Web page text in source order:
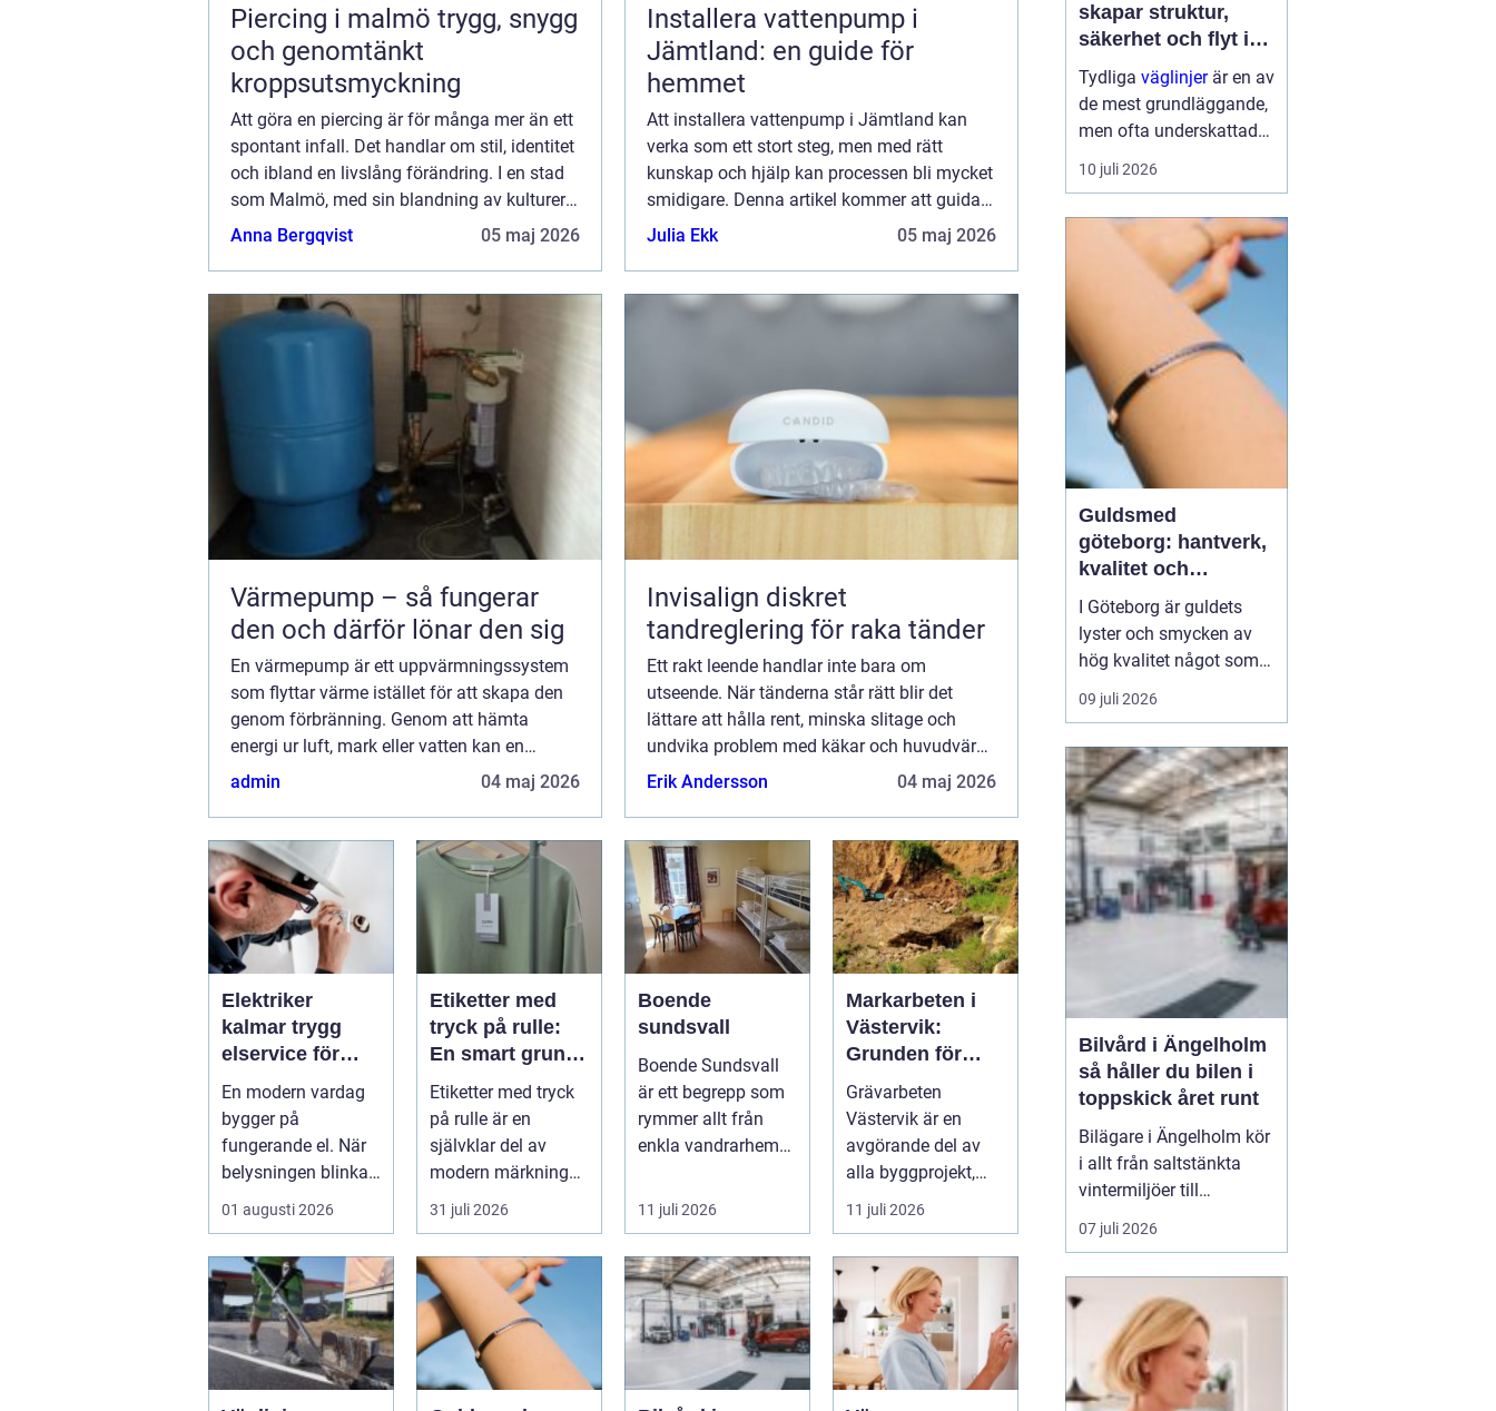
Piercing i malmö trygg, snygg
och genomtänkt
kroppsutsmyckning
Att göra en piercing är för många mer än ett
spontant infall. Det handlar om stil, identitet
och ibland en livslång förändring. I en stad
som Malmö, med sin blandning av kulturer
och uttryck, syns piercingar överallt från
Anna Bergqvist 05 maj 2026
Installera vattenpump i
Jämtland: en guide för
hemmet
Att installera vattenpump i Jämtland kan
verka som ett stort steg, men med rätt
kunskap och hjälp kan processen bli mycket
smidigare. Denna artikel kommer att guida
dig genom valet av rätt vattenpump och
Julia Ekk 05 maj 2026
Värmepump – så fungerar
den och därför lönar den sig
En värmepump är ett uppvärmningssystem
som flyttar värme istället för att skapa den
genom förbränning. Genom att hämta
energi ur luft, mark eller vatten kan en
värmepump ofta ge tre till fem gån...
admin 04 maj 2026
Invisalign diskret
tandreglering för raka tänder
Ett rakt leende handlar inte bara om
utseende. När tänderna står rätt blir det
lättare att hålla rent, minska slitage och
undvika problem med käkar och huvudvärk.
Under lång tid har tandställning inneburit
Erik Andersson 04 maj 2026
Elektriker
kalmar trygg
elservice för
hem och företag
En modern vardag
bygger på
fungerande el. När
belysningen blinkar,
propparna går eller
en ny laddbox...
01 augusti 2026
Etiketter med
tryck på rulle:
En smart grund
för effektiv
märkning
Etiketter med tryck
på rulle är en
självklar del av
modern märkning
inom indust...
31 juli 2026
Boende
sundsvall
Boende Sundsvall
är ett begrepp som
rymmer allt från
enkla vandrarhem
långtidsboende...
11 juli 2026
Markarbeten i
Västervik:
Grunden för
hållbara
byggprojekt
Grävarbeten
Västervik är en
avgörande del av
alla byggprojekt,
oavsett om det ha...
11 juli 2026
skapar struktur,
säkerhet och flyt i
trafiken
Tydliga väglinjerär en av
de mest grundläggande,
men ofta underskattade,
delarna i trafikmiljön. De
styr bilister, visar gående
korsa vägen och hjälper
yrkeschaufförer att lasta
och lossa...
10 juli 2026
Guldsmed
göteborg: hantverk,
kvalitet och
personlig service
I Göteborg är guldets
lyster och smycken av
hög kvalitet något som
lockar många. En
guldsmed i Göteborg
bara försäljning av
färdiga smycken; det
handlar också om en
personlig touch ...
09 juli 2026
Bilvård i Ängelholm
så håller du bilen i
toppskick året runt
Bilägare i Ängelholm kör
i allt från saltstänkta
vintermiljöer till
dammiga sommarvägar.
Bilen utsätts för mer än
Professionell bilvård
handlar inte bara om en
snygg yta, utan om att
skydda bilen, förlänga
livslängden och behålla
07 juli 2026